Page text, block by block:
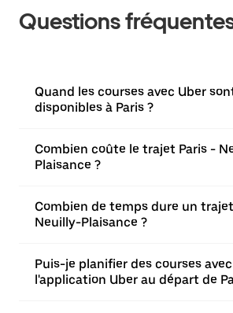
Questions
Quand les courses avec Uber
disponibles à Paris ?
Combien coûte le trajet Paris -
Plaisance ?
Combien de temps dure un
Neuilly-Plaisance ?
Puis-je planifier des courses avec
l'application Uber au départ de